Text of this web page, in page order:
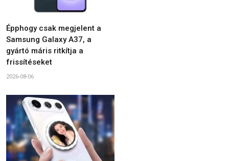
Épphogy csak megjelent a
Samsung Galaxy A37, a
gyártó máris ritkítja a
frissítéseket
2026-08-06